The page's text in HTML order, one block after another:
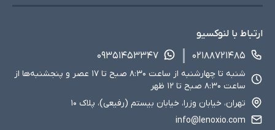
ارتباط با لنوکسیو
۰۲۱۸۸۷۲۱۴۸۵
۰۹۳۵۱۴۵۳۳۴۷
شنبه تا چهارشنبه از ساعت ۸:۳۰ صبح تا ۱۷ عصر و پنجشنبه‌ها از
ساعت ۸:۳۰ صبح تا ۱۲ ظهر
تهران، خیابان وزرا، خیابان بیستم (رفیعی)، پلاک ۱۰
info@lenoxio.com